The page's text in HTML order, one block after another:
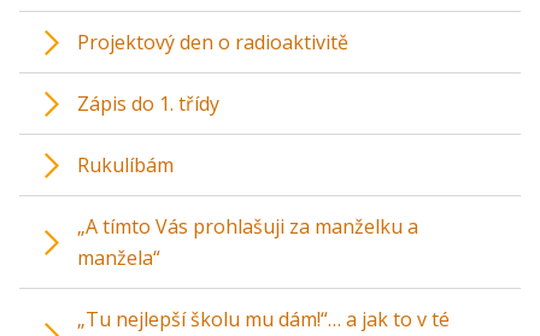
Projektový den o radioaktivitě
Zápis do 1. třídy
Rukulíbám
„A tímto Vás prohlašuji za manželku a
manžela“
„Tu nejlepší školu mu dám!“… a jak to v té